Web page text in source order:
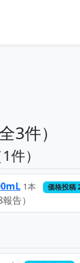
3件）
1件）
1本 価格投稿
告）